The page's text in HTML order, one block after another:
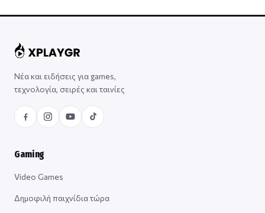
Νέα και ειδήσεις για games,
τεχνολογία, σειρές και ταινίες
Gaming
Video Games
Δημοφιλή παιχνίδια τώρα